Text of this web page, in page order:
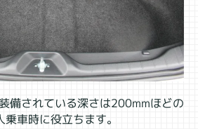
備されている深さは200mmほどの
車時に役立ちます。